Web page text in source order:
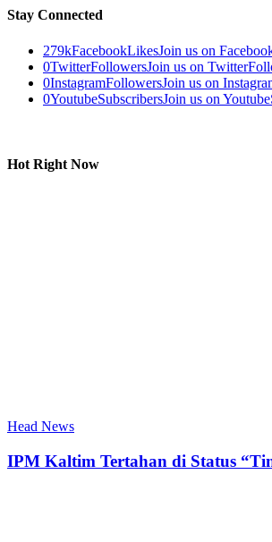
Stay Connected
279kFacebookLikesJoin us on
0TwitterFollowersJoin us on Twitter
0InstagramFollowersJoin us on
0YoutubeSubscribersJoin us on Youtube
Hot Right Now
Head News
IPM Kaltim Tertahan di Status